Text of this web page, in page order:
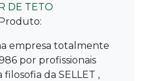
DE TETO
empresa totalmente
por profissionais
filosofia da SELLET ,